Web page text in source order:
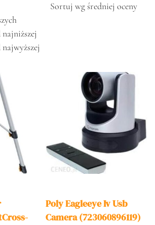
Sortuj wg średniej oceny
Poly Eagleeye Iv Usb
Camera (723060896119)